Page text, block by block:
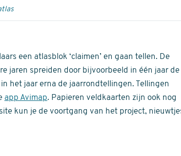
een atlasblok ‘claimen’ en gaan tellen. De
jaren spreiden door bijvoorbeeld in één jaar de
het jaar erna de jaarrondtellingen. Tellingen
app Avimap. Papieren veldkaarten zijn ook nog
kun je de voortgang van het project,